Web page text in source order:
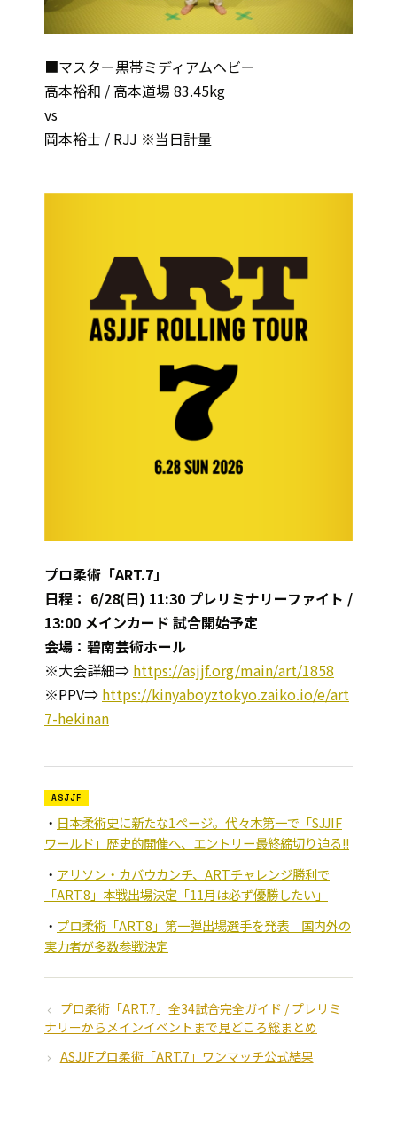
■マスター黒帯ミディアムヘビー
高本裕和 / 高本道場 83.45kg
vs
岡本裕士 / RJJ ※当日計量
プロ柔術「ART.7」
日程： 6/28(日) 11:30 プレリミナリーファイト /
13:00 メインカード 試合開始予定
会場：碧南芸術ホール
※大会詳細⇒ https://asjjf.org/main/art/1858
※PPV⇒ https://kinyaboyztokyo.zaiko.io/e/art
7-hekinan
ASJJF
日本柔術史に新たな1ページ。代々木第一で「SJJIF
ワールド」歴史的開催へ、エントリー最終締切り迫る!!
アリソン・カバウカンチ、ARTチャレンジ勝利で
「ART.8」本戦出場決定「11月は必ず優勝したい」
プロ柔術「ART.8」第一弾出場選手を発表 国内外の
実力者が多数参戦決定
プロ柔術「ART.7」全34試合完全ガイド / プレリミ
ナリーからメインイベントまで見どころ総まとめ
ASJJFプロ柔術「ART.7」ワンマッチ公式結果